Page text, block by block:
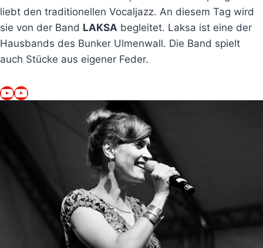
liebt den traditionellen Vocaljazz. An diesem Tag wird
sie von der Band LAKSA begleitet. Laksa ist eine der
Hausbands des Bunker Ulmenwall. Die Band spielt
auch Stücke aus eigener Feder.
YouTube YouTube